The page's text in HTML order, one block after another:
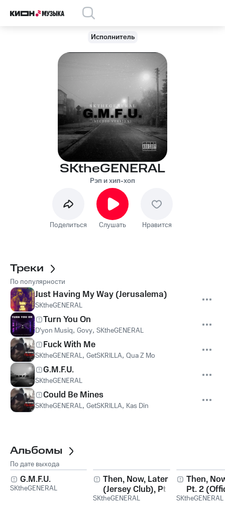
Исполнитель
SKtheGENERAL
Рэп и хип-хоп
Поделиться Слушать Нравится
Треки
По популярности
Just Having My Way (Jerusalema)
SKtheGENERAL
Turn You On
D'yon Musiq, Govy, SKtheGENERAL
Fuck With Me
SKtheGENERAL, GetSKRILLA, Qua Z Mo
G.M.F.U.
SKtheGENERAL
Could Be Mines
SKtheGENERAL, GetSKRILLA, Kas Din
Альбомы
По дате выхода
G.M.F.U.
SKtheGENERAL
Then, Now, Later
(Jersey Club), Pt. 2
SKtheGENERAL
Then,
Pt. 2
Club)
SKtheGENERAL